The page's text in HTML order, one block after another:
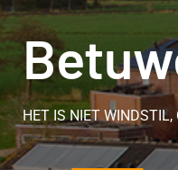
HET IS NIET WINDSTIL,